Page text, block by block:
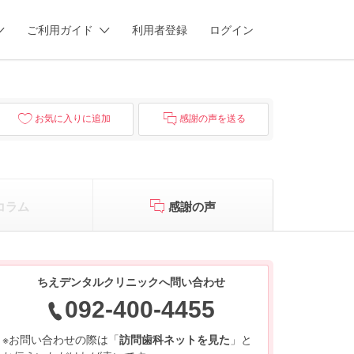
ご利用ガイド 利用者登録 ログイン
お気に入りに追加 感謝の声を送る
ラム 感謝の声
ちえデンタルクリニックへ問い合わせ
092-400-4455
※お問い合わせの際は「訪問歯科ネットを見た 」と